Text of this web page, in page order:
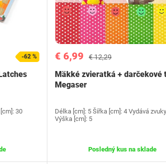
-62 %
30
€ 6,99 € 12,29
Mäkké zvieratká + darčekové
Megaser
Délka [cm]: 5 Šířka [cm]: 4 Vydává
Výška [cm]: 5
Posledný kus na sklade